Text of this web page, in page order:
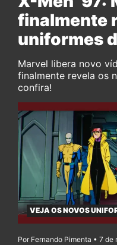
finalmente
uniformes
Marvel libera novo
finalmente revela os
confira!
VEJA OS NOVOS
Por Fernando Pimenta • 7